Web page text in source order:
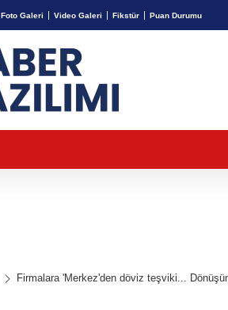
Foto Galeri Video Galeri Fikstür Puan Durumu
VND
0,0018%0,32
6.660,55
Firmalara 'Merkez'den döviz teşviki...